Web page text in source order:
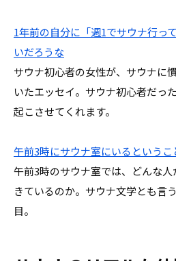
1年前の自分に「週1でサウナ行っ
いだろうな
サウナ初心者の女性が、サウナに
いたエッセイ。サウナ初心者だっ
起こさせてくれます。
午前3時にサウナ室にいるというこ
午前3時のサウナ室では、どんな
きているのか。サウナ文学とも言
目。